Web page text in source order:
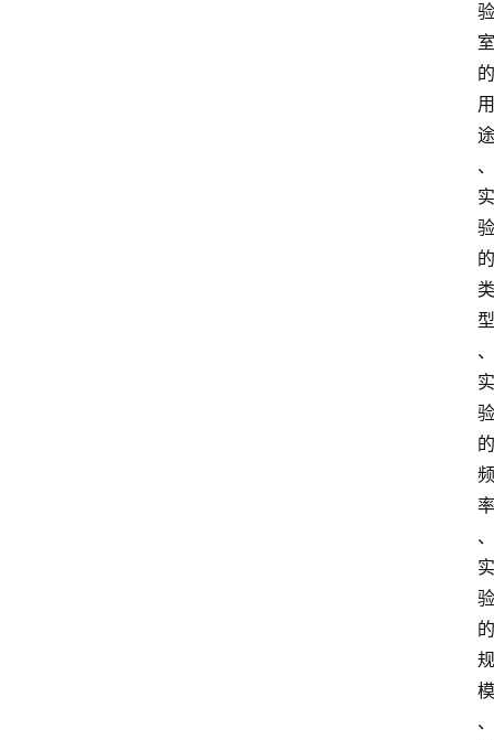
验
室
的
用
途
、
实
验
的
类
型
、
实
验
的
频
率
、
实
验
的
规
模
、